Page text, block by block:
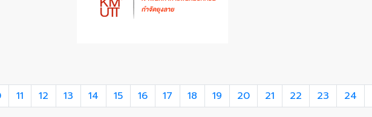
11 12 13 14 15 16 17 18 19 20 21 22 23 24